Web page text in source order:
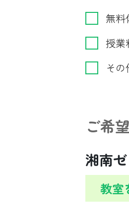
無料
授業
その
ご希
湘南
教室